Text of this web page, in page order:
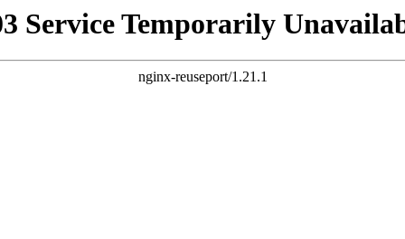
Service Temporarily
nginx-reuseport/1.21.1